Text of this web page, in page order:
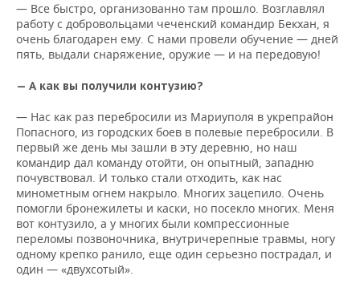
— Все быстро, организованно там прошло. Возглавлял
работу с добровольцами чеченский командир Бекхан, я
очень благодарен ему. С нами провели обучение — дней
пять, выдали снаряжение, оружие — и на передовую!
— А как вы получили контузию?
— Нас как раз перебросили из Мариуполя в укрепрайон
Попасного, из городских боев в полевые перебросили. В
первый же день мы зашли в эту деревню, но наш
командир дал команду отойти, он опытный, западню
почувствовал. И только стали отходить, как нас
минометным огнем накрыло. Многих зацепило. Очень
помогли бронежилеты и каски, но посекло многих. Меня
вот контузило, а у многих были компрессионные
переломы позвоночника, внутричерепные травмы, ногу
одному крепко ранило, еще один серьезно пострадал, и
один — «двухсотый».